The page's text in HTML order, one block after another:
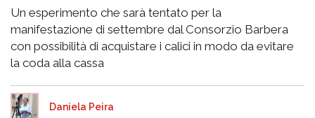
Un esperimento che sarà tentato per la
manifestazione di settembre dal Consorzio Barbera
con possibilità di acquistare i calici in modo da evitare
la coda alla cassa
Daniela Peira